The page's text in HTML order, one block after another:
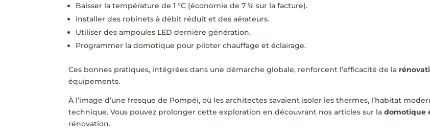
Baisser la température de 1 °C (économie de 7 % sur la facture).
Installer des robinets à débit réduit et des aérateurs.
Utiliser des ampoules LED dernière génération.
Programmer la domotique pour piloter chauffage et éclairage.
Ces bonnes pratiques, intégrées dans une démarche globale, renforcent l’efficacité de la
équipements.
À l’image d’une fresque de Pompéi, où les architectes savaient isoler les thermes, l’habitat
technique. Vous pouvez prolonger cette exploration en découvrant nos articles sur ladomotique
rénovation.